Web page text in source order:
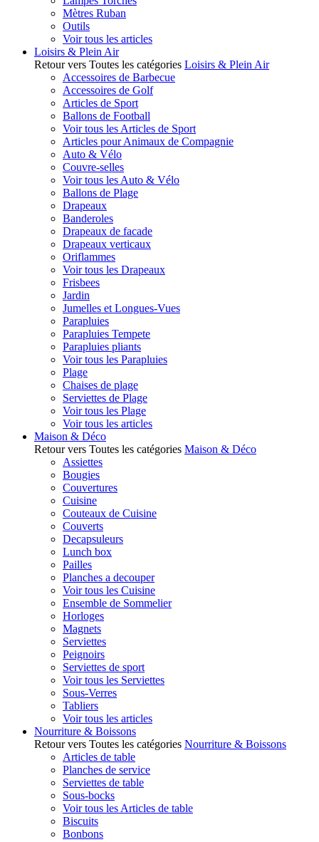
Mètres Ruban
Outils
Voir tous les articles
Loisirs & Plein Air
Retour vers Toutes les catégories Loisirs & Plein Air
Accessoires de Barbecue
Accessoires de Golf
Articles de Sport
Ballons de Football
Voir tous les Articles de Sport
Articles pour Animaux de Compagnie
Auto & Vélo
Couvre-selles
Voir tous les Auto & Vélo
Ballons de Plage
Drapeaux
Banderoles
Drapeaux de facade
Drapeaux verticaux
Oriflammes
Voir tous les Drapeaux
Frisbees
Jardin
Jumelles et Longues-Vues
Parapluies
Parapluies Tempete
Parapluies pliants
Voir tous les Parapluies
Plage
Chaises de plage
Serviettes de Plage
Voir tous les Plage
Voir tous les articles
Maison & Déco
Retour vers Toutes les catégories Maison & Déco
Assiettes
Bougies
Couvertures
Cuisine
Couteaux de Cuisine
Couverts
Decapsuleurs
Lunch box
Pailles
Planches a decouper
Voir tous les Cuisine
Ensemble de Sommelier
Horloges
Magnets
Serviettes
Peignoirs
Serviettes de sport
Voir tous les Serviettes
Sous-Verres
Tabliers
Voir tous les articles
Nourriture & Boissons
Retour vers Toutes les catégories Nourriture & Boissons
Articles de table
Planches de service
Serviettes de table
Sous-bocks
Voir tous les Articles de table
Biscuits
Bonbons